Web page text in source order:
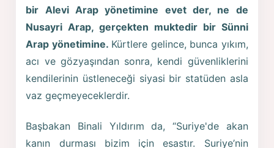
bir Alevi Arap yönetimine evet der, ne de
Nusayri Arap, gerçekten muktedir bir Sünni
Arap yönetimine. Kürtlere gelince, bunca yıkım,
acı ve gözyaşından sonra, kendi güvenliklerini
kendilerinin üstleneceği siyasi bir statüden asla
vaz geçmeyeceklerdir.
Başbakan Binali Yıldırım da, “Suriye'de akan
kanın durması bizim için esastır. Suriye’nin